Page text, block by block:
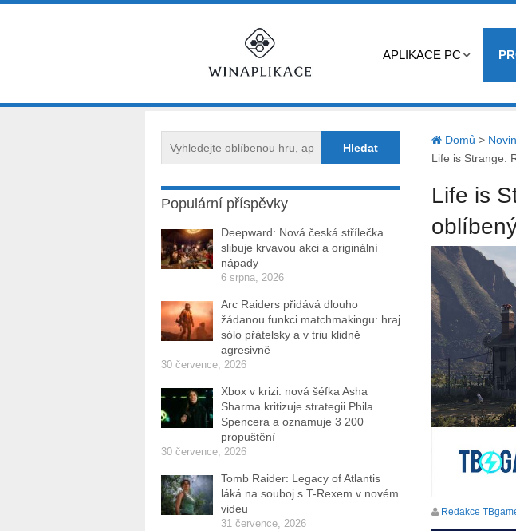
APLIKACE PC
Domů >
Life is Strange:
Life is
Redakce
Populární příspěvky
Deepward: Nová česká střílečka
slibuje krvavou akci a originální
nápady
6 srpna, 2026
Arc Raiders přidává dlouho
žádanou funkci matchmakingu: hraj
sólo přátelsky a v triu klidně
agresivně
30 července, 2026
Xbox v krizi: nová šéfka Asha
Sharma kritizuje strategii Phila
Spencera a oznamuje 3 200
propuštění
30 července, 2026
Tomb Raider: Legacy of Atlantis
láká na souboj s T-Rexem v novém
videu
31 července, 2026